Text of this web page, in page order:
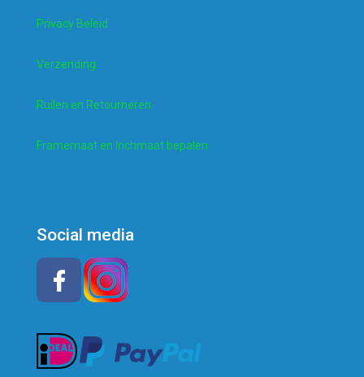
Privacy Beleid
Verzending
Ruilen en Retourneren
Framemaat en Inchmaat bepalen
Social media